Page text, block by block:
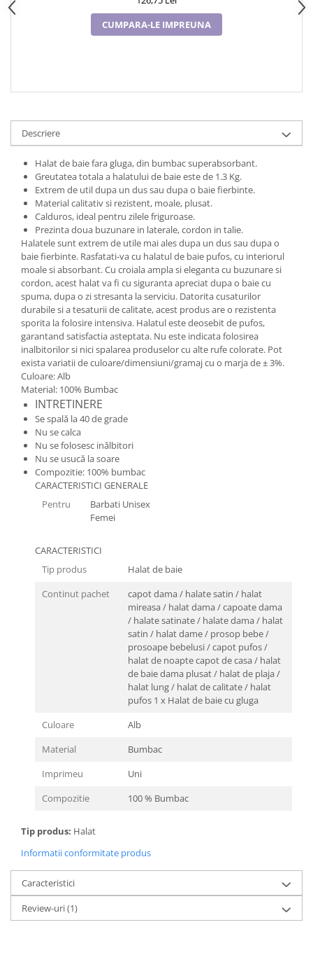
CUMPARA-LE IMPREUNA
Descriere
Halat de baie fara gluga, din bumbac superabsorbant.
Greutatea totala a halatului de baie este de 1.3 Kg.
Extrem de util dupa un dus sau dupa o baie fierbinte.
Material calitativ si rezistent, moale, plusat.
Calduros, ideal pentru zilele friguroase.
Prezinta doua buzunare in laterale, cordon in talie.
Halatele sunt extrem de utile mai ales dupa un dus sau dupa o
baie fierbinte. Rasfatati-va cu halatul de baie pufos, cu interiorul
moale si absorbant. Cu croiala ampla si eleganta cu buzunare si
cordon, acest halat va fi cu siguranta apreciat dupa o baie cu
spuma, dupa o zi stresanta la serviciu. Datorita cusaturilor
durabile si a tesaturii de calitate, acest produs are o rezistenta
sporita la folosire intensiva. Halatul este deosebit de pufos,
garantand satisfactia asteptata. Nu este indicata folosirea
inalbitorilor si nici spalarea produselor cu alte rufe colorate. Pot
exista variatii de culoare/dimensiuni/gramaj cu o marja de ± 3%.
Culoare: Alb
Material: 100% Bumbac
INTRETINERE
Se spală la 40 de grade
Nu se calca
Nu se folosesc inălbitori
Nu se usucă la soare
Compozitie: 100% bumbac
CARACTERISTICI GENERALE
Pentru
Barbati Unisex
Femei
CARACTERISTICI
Tip produs
Halat de baie
Continut pachet
capot dama / halate satin / halat
mireasa / halat dama / capoate dama
/ halate satinate / halate dama / halat
satin / halat dame / prosop bebe /
prosoape bebelusi / capot pufos /
halat de noapte capot de casa / halat
de baie dama plusat / halat de plaja /
halat lung / halat de calitate / halat
pufos 1 x Halat de baie cu gluga
Culoare
Alb
Material
Bumbac
Imprimeu
Uni
Compozitie
100 % Bumbac
Tip produs: Halat
Informatii conformitate produs
Caracteristici
Review-uri(1)